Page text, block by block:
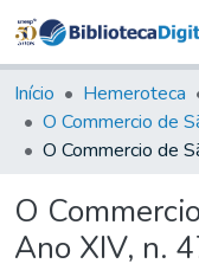
Início Hemeroteca
O Commercio de
O
Ano XIV, n.